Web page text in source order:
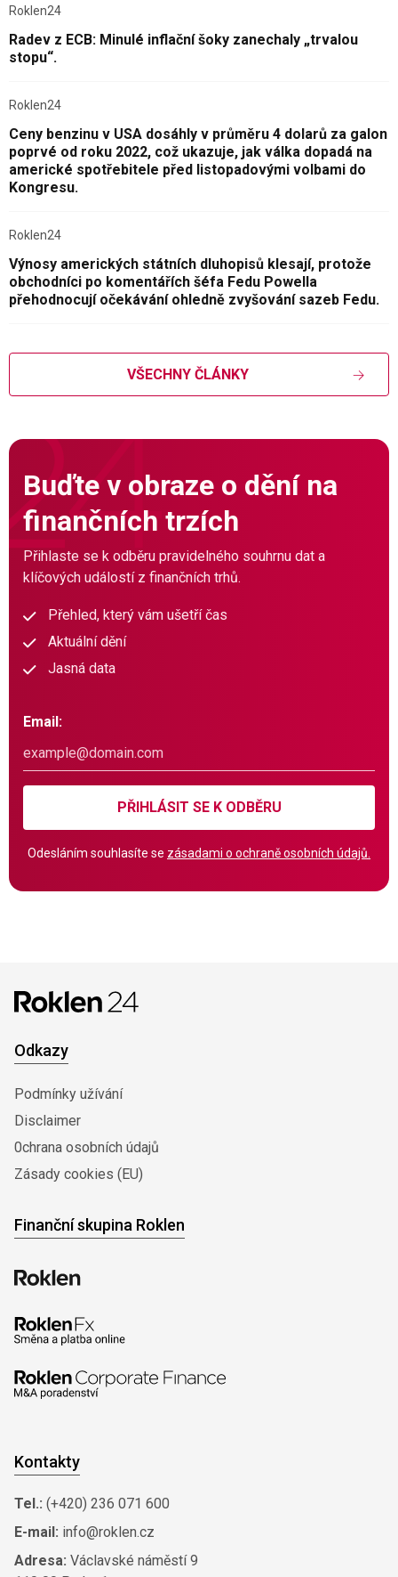
Roklen24
Radev z ECB: Minulé inflační šoky zanechaly „trvalou
stopu“.
Roklen24
Ceny benzinu v USA dosáhly v průměru 4 dolarů za galon
poprvé od roku 2022, což ukazuje, jak válka dopadá na
americké spotřebitele před listopadovými volbami do
Kongresu.
Roklen24
Výnosy amerických státních dluhopisů klesají, protože
obchodníci po komentářích šéfa Fedu Powella
přehodnocují očekávání ohledně zvyšování sazeb Fedu.
VŠECHNY ČLÁNKY
Buďte v obraze o dění na
finančních trzích
Přihlaste se k odběru pravidelného souhrnu dat a
klíčových událostí z finančních trhů.
Přehled, který vám ušetří čas
Aktuální dění
Jasná data
Email:
PŘIHLÁSIT SE K ODBĚRU
Odesláním souhlasíte se zásadami o ochraně osobních údajů.
Odkazy
Podmínky užívání
Disclaimer
0chrana osobních údajů
Zásady cookies (EU)
Finanční skupina Roklen
Kontakty
Tel.: (+420) 236 071 600
E-mail: info@roklen.cz
Adresa: Václavské náměstí 9